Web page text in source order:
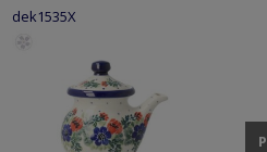
dek1535X